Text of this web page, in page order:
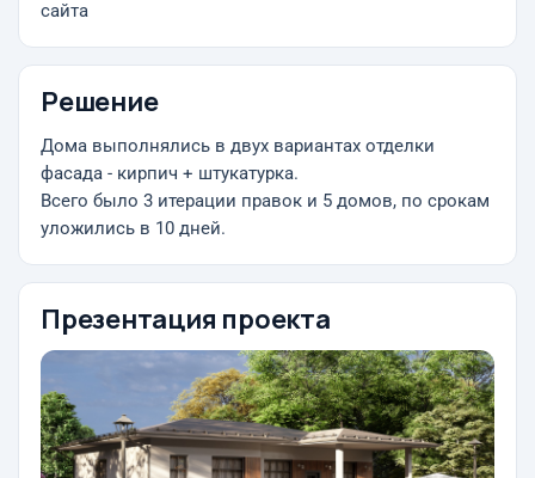
сайта
Решение
Дома выполнялись в двух вариантах отделки
фасада - кирпич + штукатурка.
Всего было 3 итерации правок и 5 домов, по срокам
уложились в 10 дней.
Презентация проекта